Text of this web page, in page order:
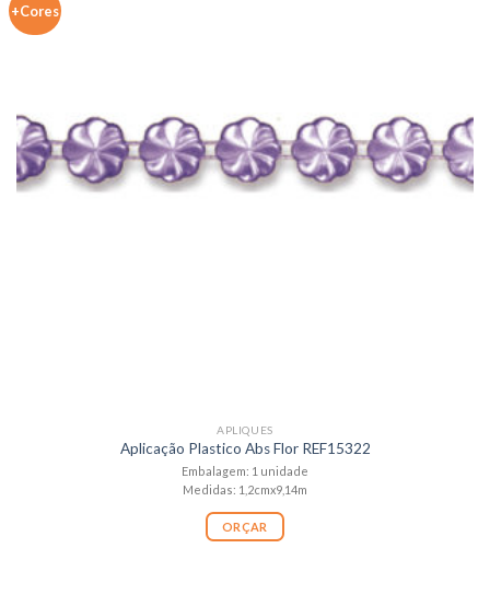
+Cores
APLIQUES
Aplicação Plastico Abs Flor REF15322
Embalagem: 1 unidade
Medidas: 1,2cmx9,14m
ORÇAR